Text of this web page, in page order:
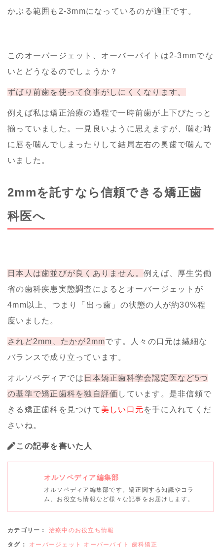
かぶる範囲も2-3mmになっているのが適正です。
このオーバージェット、オーバーバイトは2-3mmでな
いとどうなるのでしょうか？
ずばり前歯を使って食事がしにくくなります。
例えば私は矯正治療の過程で一時前歯が上下ぴたっと
揃っていました。一見良いように思えますが、噛む時
に唇を噛んでしまったりして結局左右の奥歯で噛んで
いました。
2mmを託すなら信頼できる矯正歯
科医へ
日本人は歯並びが良くありません。例えば、厚生労働
省の歯科疾患実態調査によるとオーバージェットが
4mm以上、つまり「出っ歯」の状態の人が約30%程
度いました。
されど2mm、たかが2mmです。人々の口元は繊細な
バランスで成り立っています。
オルソペディアでは 日本矯正歯科学会認定医など5つ
の基準で矯正歯科を独自評価 しています。是非信頼で
きる矯正歯科を見つけて 美しい口元 を手に入れてくだ
さいね。
この記事を書いた人
オルソペディア編集部
オルソペディア編集部です。矯正関する知識やコラ
ム、お役立ち情報など様々な記事をお届けします。
カテゴリー： 治療中のお役立ち情報
タグ： オーバージェット オーバーバイト 歯科矯正